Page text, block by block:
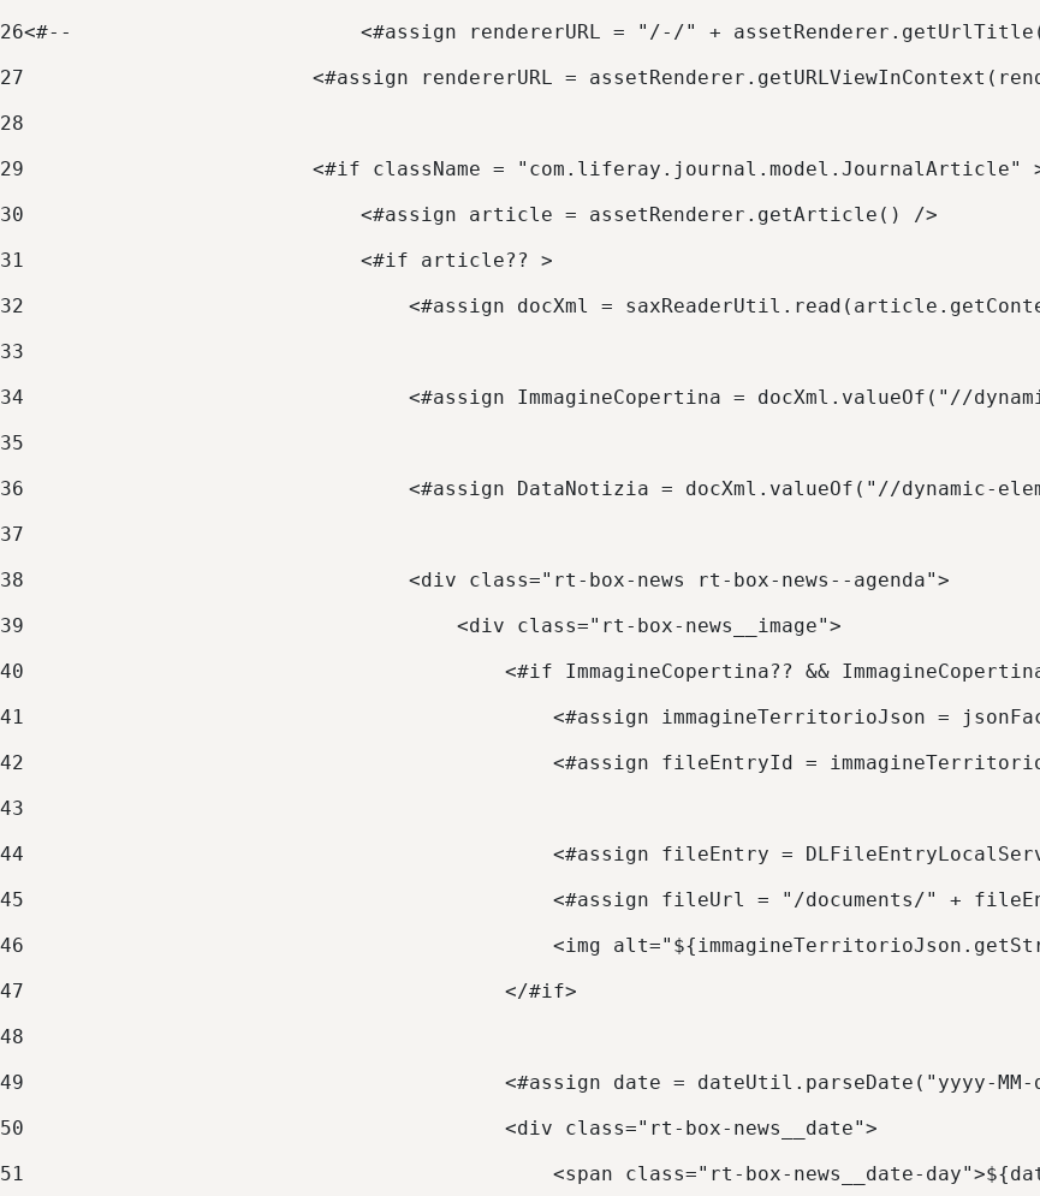
26<#--                        <#assign rendererURL = "/-/" +
27
<#assign rendererURL =
28
29
<#if className = "com.liferay.journal.model.JournalArticle"
30
                            <#assign article = assetRenderer.getArticle() />
31
                            <#if article?? >
32
<#assign docXml =
33
34
<#assign ImmagineCopertina = docXml.valueOf("//
35
36
<#assign DataNotizia = docXml.valueOf("//dynamic-
37
38
                                <div class="rt-box-news rt-box-news--agenda">
39
                                    <div class="rt-box-news__image">
40
<#if ImmagineCopertina?? &&
41
<#assign immagineTerritorioJson =
42
<#assign fileEntryId =
43
44
<#assign fileEntry =
45
<#assign fileUrl = "/documents/" +
46
<img
47
                                        </#if>
48
49
<#assign date = dateUtil.parseDate("yyyy-
50
                                        <div class="rt-box-news__date">
51
<span class="rt-box-news__date-